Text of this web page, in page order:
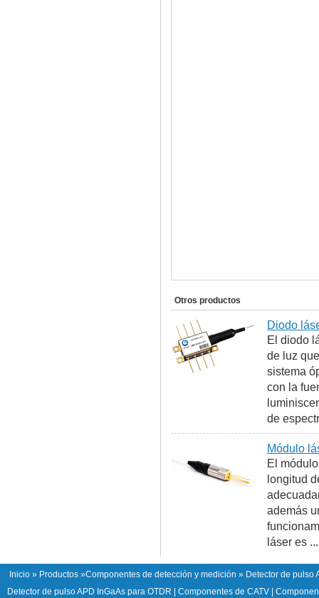
Otros productos
Diodo
El diodo
de luz
sistema
con la
de
Módulo
El
longitud
además
láser es ...
Inicio » Productos »Componentes de detección y medición » Detector de pulso
Detector de pulso APD InGaAs para OTDR
Componentes de CATV